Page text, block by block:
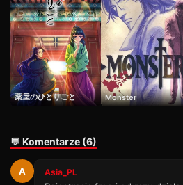
23 Odcinek 23
45 min · Sezon 1
24 Odcinek 24
50 min · Sezon 1
25 Odcinek 25
54 min · Sezon 1
40 min · Sezon 1
27
34 min · Sezon 1
薬屋のひとりごと Monster
💬 Komentarze (6)
A Asia_PL